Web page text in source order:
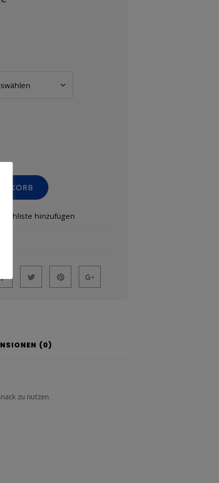
hinzufügen
(0)
zu nutzen.